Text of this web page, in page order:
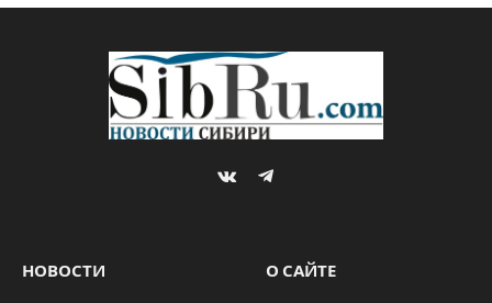
VKontakteTelegram
НОВОСТИ О САЙТЕ